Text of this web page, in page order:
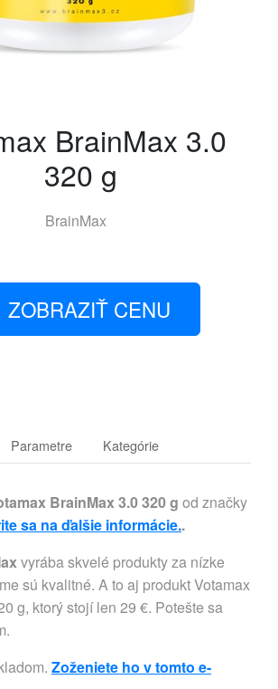
BrainMax 3.0
320 g
BrainMax
ZOBRAZIŤ CENU
Parametre Kategórie
BrainMax 3.0 320 g od značky
sa na ďalšie informácie..
vyrába skvelé produkty za nízke
sú kvalitné. A to aj produkt Votamax
g, ktorý stojí len 29 €. Potešte sa
Zoženiete ho v tomto e-